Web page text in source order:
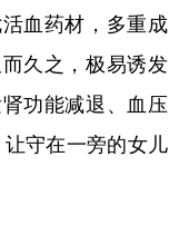
血药材，多重成
久之，极易诱发
功能减退、血压
守在一旁的女儿